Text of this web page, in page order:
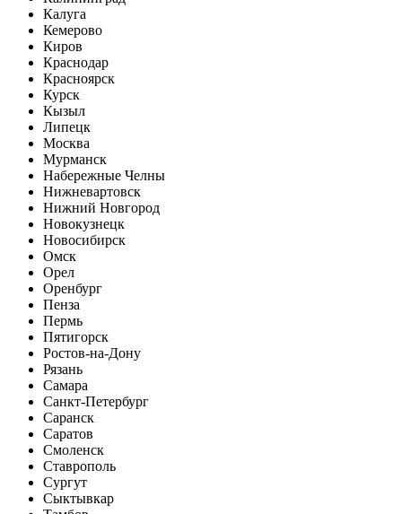
Калуга
Кемерово
Киров
Краснодар
Красноярск
Курск
Кызыл
Липецк
Москва
Мурманск
Набережные Челны
Нижневартовск
Нижний Новгород
Новокузнецк
Новосибирск
Омск
Орел
Оренбург
Пенза
Пермь
Пятигорск
Ростов-на-Дону
Рязань
Самара
Санкт-Петербург
Саранск
Саратов
Смоленск
Ставрополь
Сургут
Сыктывкар